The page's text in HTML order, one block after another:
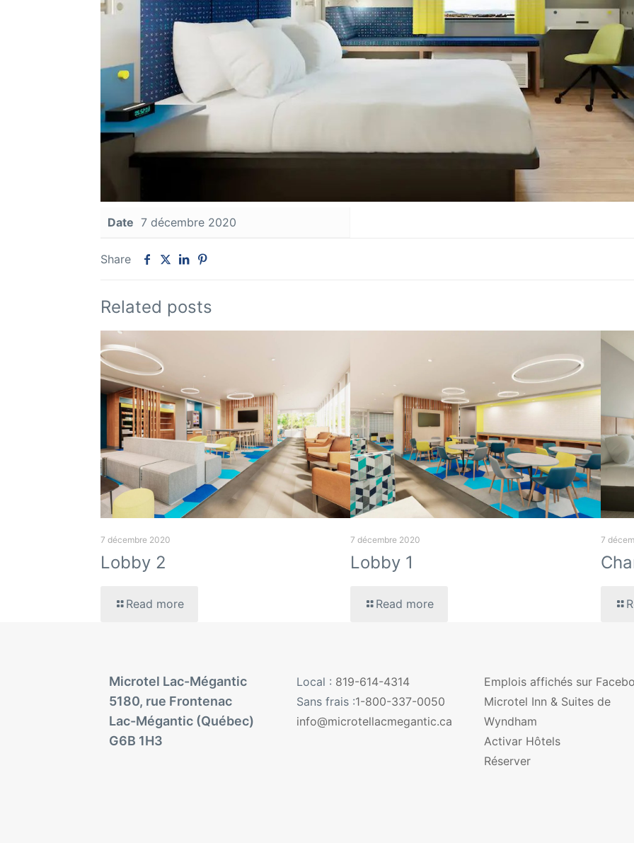
Date 7 décembre 2020
Share
Related posts
7 décembre 2020
Lobby 2
Read more
7 décembre 2020
Lobby 1
Read more
7
Microtel Lac-Mégantic
5180, rue Frontenac
Lac-Mégantic (Québec)
G6B 1H3
Local : 819-614-4314
Sans frais :1-800-337-0050
info@microtellacmegantic.ca
Emplois affichés sur
Microtel Inn & Suites de
Wyndham
Activar Hôtels
Réserver